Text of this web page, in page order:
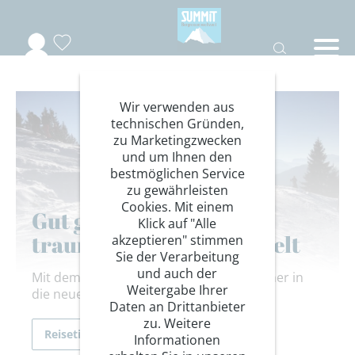
Gut gewappnet in die
traumhafte Skitourenwelt
Mit dem passenden Kurs startest du sicher in
die neue Saison.
Reisetipps
Wir verwenden aus
technischen Gründen,
zu Marketingzwecken
und um Ihnen den
bestmöglichen Service
zu gewährleisten
Cookies. Mit einem
Klick auf "Alle
akzeptieren" stimmen
Sie der Verarbeitung
und auch der
Weitergabe Ihrer
Daten an Drittanbieter
zu. Weitere
Informationen